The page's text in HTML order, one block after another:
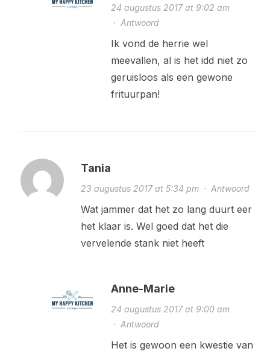
24 augustus 2017 at 9:02 am
· Antwoord
Ik vond de herrie wel
meevallen, al is het idd niet zo
geruisloos als een gewone
frituurpan!
Tania
23 augustus 2017 at 5:34 pm· Antwoord
Wat jammer dat het zo lang duurt eer
het klaar is. Wel goed dat het die
vervelende stank niet heeft
Anne-Marie
24 augustus 2017 at 9:00 am
· Antwoord
Het is gewoon een kwestie van